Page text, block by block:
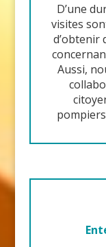
D’une
visites
d’obtenir
Aussi,